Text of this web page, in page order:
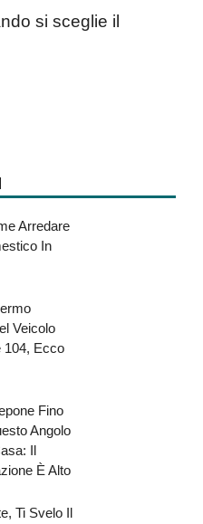
si sceglie il
Arredare
In
Veicolo
104, Ecco
Fino
Angolo
Il
È Alto
Ti Svelo Il